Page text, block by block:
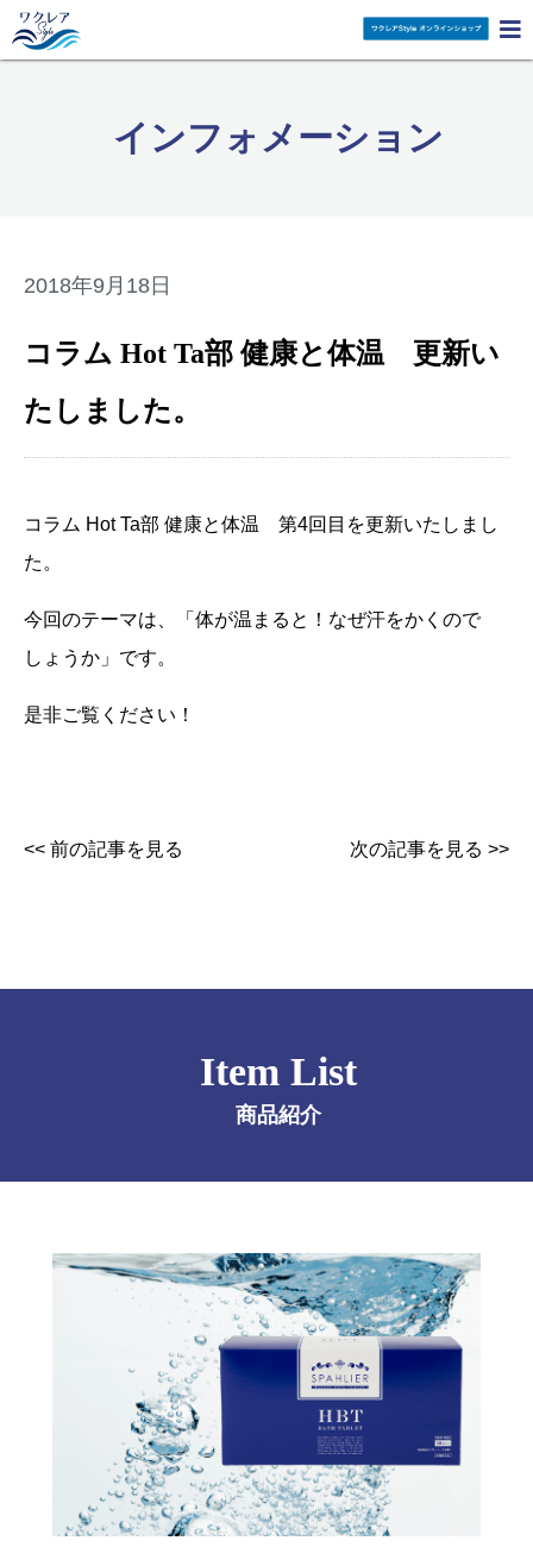

インフォメーション
2018年9月18日
コラム Hot Ta部 健康と体温 更新い
たしました。
コラム Hot Ta部 健康と体温 第4回目を更新いたしまし
た。
今回のテーマは、「体が温まると！なぜ汗をかくので
しょうか」です。
是非ご覧ください！
<< 前の記事を見る 次の記事を見る >>
Item List
商品紹介